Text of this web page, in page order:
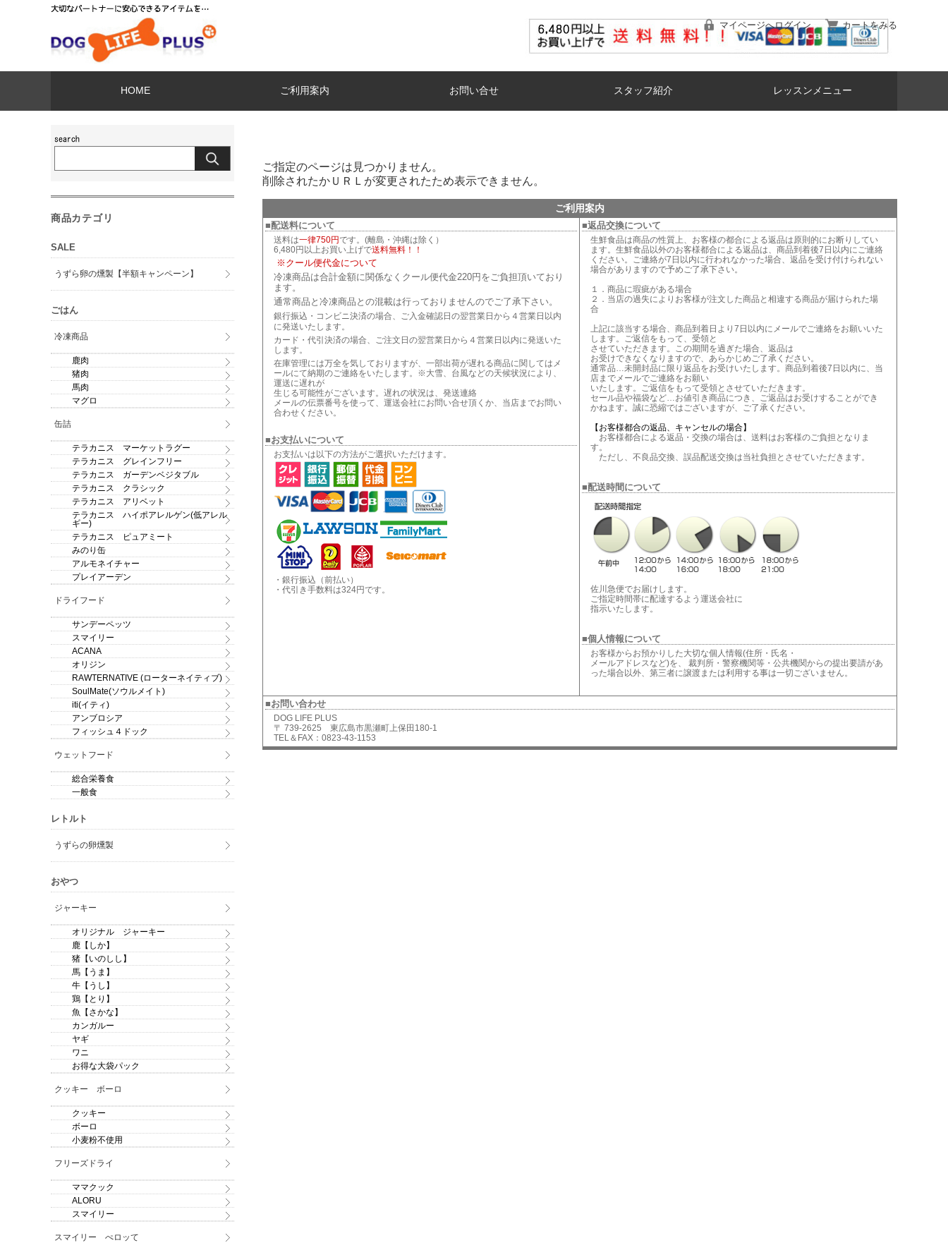
マイページへログイン カートをみる
HOME ご利用案内 お問い合せ スタッフ紹介 レッスンメニュー
ご指定のページは見つかりません。
削除されたかＵＲＬが変更されたため表示できません。
ご利用案内
■配送料について
送料は一律750円です。(離島・沖縄は除く）
6,480円以上お買い上げで送料無料！！
※クール便代金について
冷凍商品は合計金額に関係なくクール便代金220円をご負担頂いており
ます。
通常商品と冷凍商品との混載は行っておりませんのでご了承下さい。
銀行振込・コンビニ決済の場合、ご入金確認日の翌営業日から４営業日以内
に発送いたします。
カード・代引決済の場合、ご注文日の翌営業日から４営業日以内に発送いた
します。
在庫管理には万全を気しておりますが、一部出荷が遅れる商品に関してはメ
ールにて納期のご連絡をいたします。※大雪、台風などの天候状況により、
運送に遅れが
生じる可能性がございます。遅れの状況は、発送連絡
メールの伝票番号を使って、運送会社にお問い合せ頂くか、当店までお問い
合わせください。
■お支払いについて
お支払いは以下の方法がご選択いただけます。
・銀行振込（前払い）
・代引き手数料は324円です。
■返品交換について
生鮮食品は商品の性質上、お客様の都合による返品は原則的にお断りしてい
ます。生鮮食品以外のお客様都合による返品は、商品到着後7日以内にご連絡
ください。ご連絡が7日以内に行われなかった場合、返品を受け付けられない
場合がありますので予めご了承下さい。
１．商品に瑕疵がある場合
２．当店の過失によりお客様が注文した商品と相違する商品が届けられた場
合
上記に該当する場合、商品到着日より7日以内にメールでご連絡をお願いいた
します。ご返信をもって、受領と
させていただきます。この期間を過ぎた場合、返品は
お受けできなくなりますので、あらかじめご了承ください。
通常品…未開封品に限り返品をお受けいたします。商品到着後7日以内に、当
店までメールでご連絡をお願い
いたします。ご返信をもって受領とさせていただきます。
セール品や福袋など…お値引き商品につき、ご返品はお受けすることができ
かねます。誠に恐縮ではございますが、ご了承ください。
【お客様都合の返品、キャンセルの場合】
お客様都合による返品・交換の場合は、送料はお客様のご負担となりま
す。
ただし、不良品交換、誤品配送交換は当社負担とさせていただきます。
■配送時間について
佐川急便でお届けします。
ご指定時間帯に配達するよう運送会社に
指示いたします。
■個人情報について
お客様からお預かりした大切な個人情報(住所・氏名・
メールアドレスなど)を、 裁判所・警察機関等・公共機関からの提出要請があ
った場合以外、第三者に譲渡または利用する事は一切ございません。
■お問い合わせ
DOG LIFE PLUS
〒 739-2625 東広島市黒瀬町上保田180-1
TEL＆FAX：0823-43-1153
商品カテゴリ
SALE
うずら卵の燻製【半額キャンペーン】
ごはん
冷凍商品
鹿肉
猪肉
馬肉
マグロ
缶詰
テラカニス マーケットラグー
テラカニス グレインフリー
テラカニス ガーデンベジタブル
テラカニス クラシック
テラカニス アリベット
テラカニス ハイポアレルゲン(低アレル
ギー)
テラカニス ピュアミート
みのり缶
アルモネイチャー
プレイアーデン
ドライフード
サンデーペッツ
スマイリー
ACANA
オリジン
RAWTERNATIVE (ローターネイティブ)
SoulMate(ソウルメイト)
iti(イティ)
アンブロシア
フィッシュ４ドック
ウェットフード
総合栄養食
一般食
レトルト
うずらの卵燻製
おやつ
ジャーキー
オリジナル ジャーキー
鹿【しか】
猪【いのしし】
馬【うま】
牛【うし】
鶏【とり】
魚【さかな】
カンガルー
ヤギ
ワニ
お得な大袋パック
クッキー ボーロ
クッキー
ボーロ
小麦粉不使用
フリーズドライ
ママクック
ALORU
スマイリー
スマイリー ぺロッて